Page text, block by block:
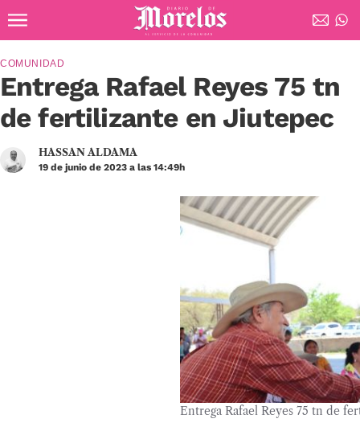
Diario de Morelos
Entrega Rafael Reyes 75 tn
de fertilizante en Jiutepec
COMUNIDAD
HASSAN ALDAMA
19 de junio de 2023 a las 14:49h
Entrega Rafael Reyes 75 tn de